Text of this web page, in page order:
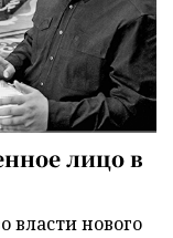
лицо в
власти нового